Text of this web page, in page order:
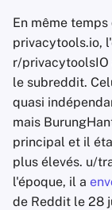
En même
privacytools.io,
r/
le subreddit.
quasi
mais
principal et il
plus élevés. u/
l'époque, il a
de Reddit le 28